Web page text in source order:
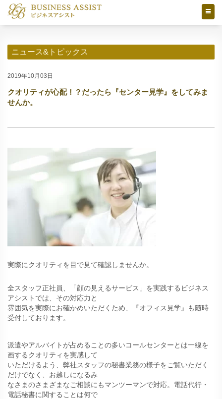
ニュース&トピックス
2019年10月03日
クオリティが心配！？だったら『センター見学』をしてみま
せんか。
実際にクオリティを目で見て確認しませんか。
全スタッフ正社員、「顔の見えるサービス」を実践するビジネス
アシストでは、その対応力と
雰囲気を実際にお確かめいただくため、『オフィス見学』も随時
受付しております。
派遣やアルバイトが占めることの多いコールセンターとは一線を
画するクオリティを実感して
いただけるよう、弊社スタッフの秘書業務の様子をご覧いただく
だけでなく、お越しになるみ
なさまのさまざまなご相談にもマンツーマンで対応。電話代行・
電話秘書に関することは何で